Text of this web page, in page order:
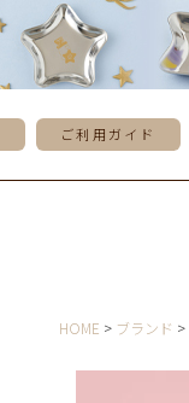
ご利用ガイド
HOME ブランド